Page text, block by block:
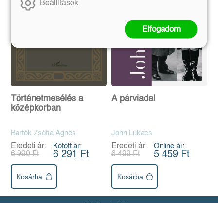
Történetmesélés a
középkorban
Bartók Zsófia Ágnes
Eredeti ár:
6 990 Ft
Kötött ár:
6 291 Ft
Kosárba
A párviadal
John Lukacs
Eredeti ár:
6 499 Ft
Online ár:
5 459 Ft
Kosárba
Beállítások
Elfogadom